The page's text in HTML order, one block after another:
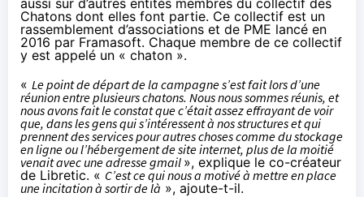
Chatons dont elles font partie. Ce collectif est un
rassemblement d’associations et de PME lancé en
2016 par Framasoft. Chaque membre de ce collectif
y est appelé un « chaton ».
« Le point de départ de la campagne s’est fait lors d’une
réunion entre plusieurs chatons. Nous nous sommes réunis, et
nous avons fait le constat que c’était assez effrayant de voir
que, dans les gens qui s’intéressent à nos structures et qui
prennent des services pour autres choses comme du stockage
en ligne ou l’hébergement de site internet, plus de la moitié
venait avec une adresse gmail », explique le co-créateur
de Libretic. « C’est ce qui nous a motivé à mettre en place
une incitation à sortir de là », ajoute-t-il.